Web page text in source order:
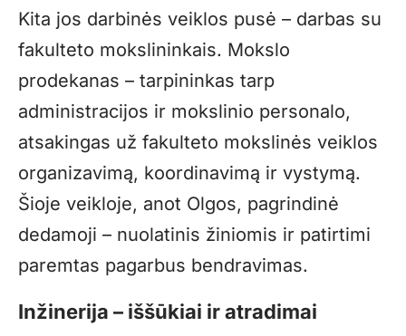
Kita jos darbinės veiklos pusė – darbas su
fakulteto mokslininkais. Mokslo
prodekanas – tarpininkas tarp
administracijos ir mokslinio personalo,
atsakingas už fakulteto mokslinės veiklos
organizavimą, koordinavimą ir vystymą.
Šioje veikloje, anot Olgos, pagrindinė
dedamoji – nuolatinis žiniomis ir patirtimi
paremtas pagarbus bendravimas.
Inžinerija – iššūkiai ir atradimai